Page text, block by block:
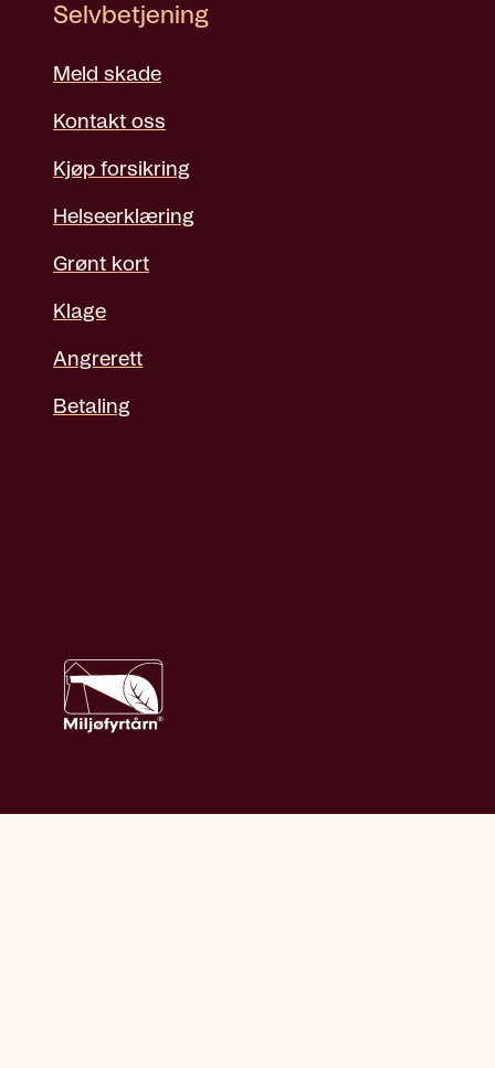
Selvbetjening
Meld skade
Kontakt oss
Kjøp forsikring
Helseerklæring
Grønt kort
Klage
Angrerett
Betaling